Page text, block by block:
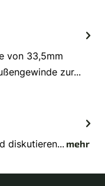
von 33,5mm
zur...
diskutieren... mehr